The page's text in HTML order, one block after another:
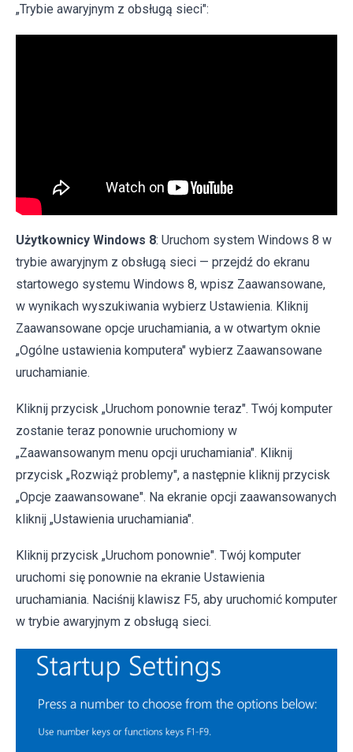
„Trybie awaryjnym z obsługą sieci":
Użytkownicy Windows 8: Uruchom system Windows 8 w
trybie awaryjnym z obsługą sieci — przejdź do ekranu
startowego systemu Windows 8, wpisz Zaawansowane,
w wynikach wyszukiwania wybierz Ustawienia. Kliknij
Zaawansowane opcje uruchamiania, a w otwartym oknie
„Ogólne ustawienia komputera" wybierz Zaawansowane
uruchamianie.
Kliknij przycisk „Uruchom ponownie teraz". Twój komputer
zostanie teraz ponownie uruchomiony w
„Zaawansowanym menu opcji uruchamiania". Kliknij
przycisk „Rozwiąż problemy", a następnie kliknij przycisk
„Opcje zaawansowane". Na ekranie opcji zaawansowanych
kliknij „Ustawienia uruchamiania".
Kliknij przycisk „Uruchom ponownie". Twój komputer
uruchomi się ponownie na ekranie Ustawienia
uruchamiania. Naciśnij klawisz F5, aby uruchomić komputer
w trybie awaryjnym z obsługą sieci.